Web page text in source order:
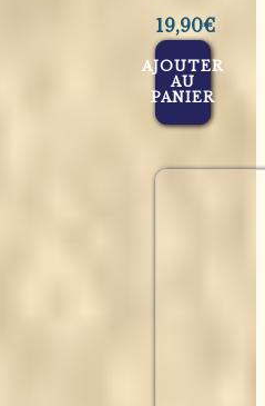
19,90€
AJOUTER
AU
PANIER